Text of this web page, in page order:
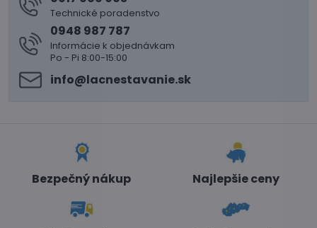
Technické poradenstvo
0948 987 787
Informácie k objednávkam
Po - Pi 8:00-15:00
info​@lacnestavanie​.sk
Bezpečný nákup Najlepšie ceny